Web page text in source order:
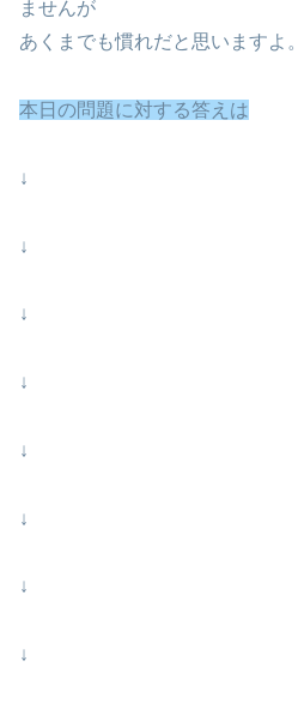
ませんが
あくまでも慣れだと思いますよ。
本日の問題に対する答えは
↓
↓
↓
↓
↓
↓
↓
↓